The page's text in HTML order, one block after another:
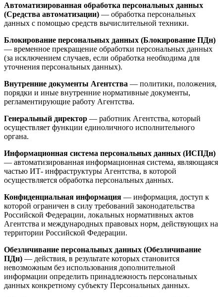
Автоматизированная обработка персональных данных
(Средства автоматизации) — обработка персональных
данных с помощью средств вычислительной техники.
Блокирование персональных данных (Блокирование ПДн)
— временное прекращение обработки персональных данных
(за исключением случаев, если обработка необходима для
уточнения персональных данных).
Внутренние документы Агентства — политики, положения,
порядки и иные внутренние нормативные документы,
регламентирующие работу Агентства.
Генеральный директор — работник Агентства, который
осуществляет функции единоличного исполнительного
органа.
Информационная система персональных данных (ИСПДн)
— автоматизированная информационная система, являющаяся
частью ИТ- инфраструктуры Агентства, в которой
осуществляется обработка персональных данных.
Конфиденциальная информация — информация, доступ к
которой ограничен в силу требований законодательства
Российской Федерации, локальных нормативных актов
Агентства и международных правовых норм, действующих на
территории Российской Федерации.
Обезличивание персональных данных (Обезличивание
ПДн) — действия, в результате которых становится
невозможным без использования дополнительной
информации определить принадлежность персональных
данных конкретному субъекту Персональных данных.